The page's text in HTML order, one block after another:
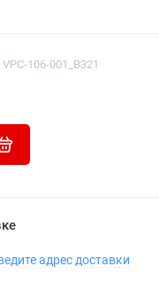
VPC-106-001_B321
адрес доставки